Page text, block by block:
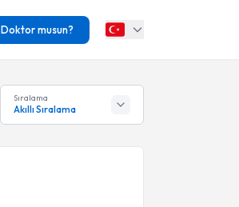
Doktor musun?
Sıralama
Akıllı Sıralama